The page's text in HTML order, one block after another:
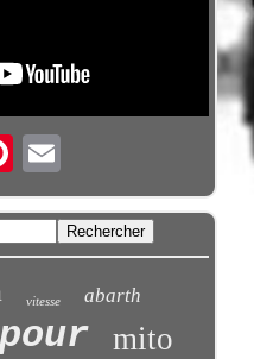
Email
vitesse abarth
pour mito